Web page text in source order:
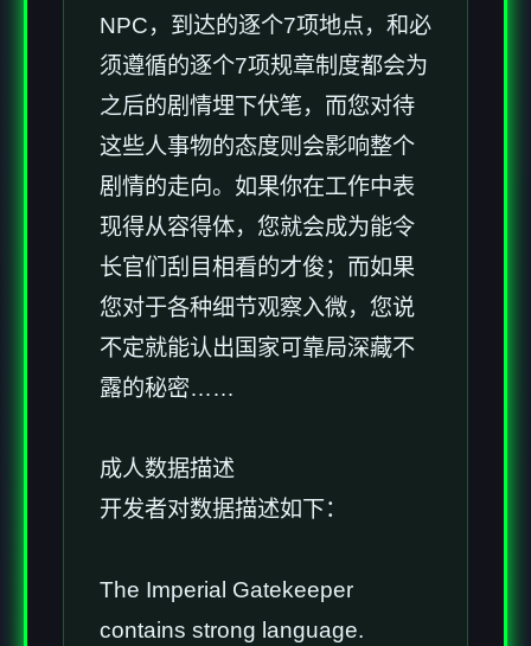
NPC，到达的逐个7项地点，和必
须遵循的逐个7项规章制度都会为
之后的剧情埋下伏笔，而您对待
这些人事物的态度则会影响整个
剧情的走向。如果你在工作中表
现得从容得体，您就会成为能令
长官们刮目相看的才俊；而如果
您对于各种细节观察入微，您说
不定就能认出国家可靠局深藏不
露的秘密……
成人数据描述
开发者对数据描述如下：
The Imperial Gatekeeper
contains strong language.